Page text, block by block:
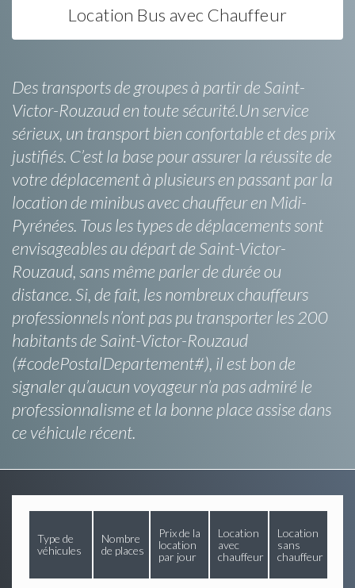
Location Bus avec Chauffeur
Des transports de groupes à partir de Saint-
Victor-Rouzaud en toute sécurité.Un service
sérieux, un transport bien confortable et des prix
justifiés. C’est la base pour assurer la réussite de
votre déplacement à plusieurs en passant par la
location de minibus avec chauffeur en Midi-
Pyrénées. Tous les types de déplacements sont
envisageables au départ de Saint-Victor-
Rouzaud, sans même parler de durée ou
distance. Si, de fait, les nombreux chauffeurs
professionnels n’ont pas pu transporter les 200
habitants de Saint-Victor-Rouzaud
(#codePostalDepartement#), il est bon de
signaler qu’aucun voyageur n’a pas admiré le
professionnalisme et la bonne place assise dans
ce véhicule récent.
Type de
véhicules
Nombre
de places
Prix de la
location
par jour
Location
avec
chauffeur
Location
sans
chauffeur